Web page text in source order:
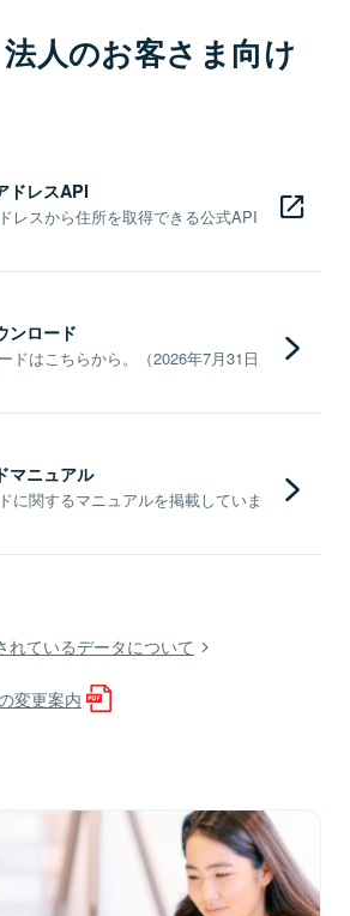
人のお客さま向け
ドレスAPI
レスから住所を取得できる公式API
ンロード
ドはこちらから。（2026年7月31日
マニュアル
に関するマニュアルを掲載していま
れているデータについて
変更案内